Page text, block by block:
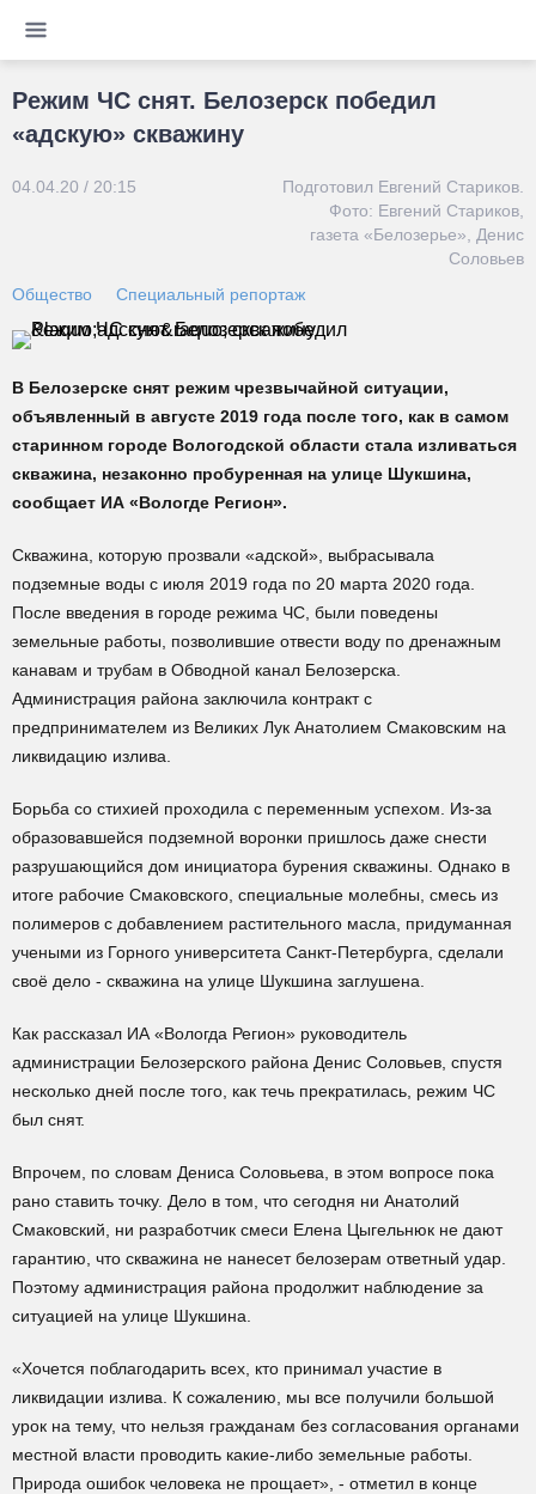
Режим ЧС снят. Белозерск победил
«адскую» скважину
04.04.20 / 20:15
Подготовил Евгений Стариков.
Фото: Евгений Стариков,
газета «Белозерье», Денис
Соловьев
Общество
Специальный репортаж
В Белозерске снят режим чрезвычайной ситуации,
объявленный в августе 2019 года после того, как в самом
старинном городе Вологодской области стала изливаться
скважина, незаконно пробуренная на улице Шукшина,
сообщает ИА «Вологде Регион».
Скважина, которую прозвали «адской», выбрасывала
подземные воды с июля 2019 года по 20 марта 2020 года.
После введения в городе режима ЧС, были поведены
земельные работы, позволившие отвести воду по дренажным
канавам и трубам в Обводной канал Белозерска.
Администрация района заключила контракт с
предпринимателем из Великих Лук Анатолием Смаковским на
ликвидацию излива.
Борьба со стихией проходила с переменным успехом. Из-за
образовавшейся подземной воронки пришлось даже снести
разрушающийся дом инициатора бурения скважины. Однако в
итоге рабочие Смаковского, специальные молебны, смесь из
полимеров с добавлением растительного масла, придуманная
учеными из Горного университета Санкт-Петербурга, сделали
своё дело - скважина на улице Шукшина заглушена.
Как рассказал ИА «Вологда Регион» руководитель
администрации Белозерского района Денис Соловьев, спустя
несколько дней после того, как течь прекратилась, режим ЧС
был снят.
Впрочем, по словам Дениса Соловьева, в этом вопросе пока
рано ставить точку. Дело в том, что сегодня ни Анатолий
Смаковский, ни разработчик смеси Елена Цыгельнюк не дают
гарантию, что скважина не нанесет белозерам ответный удар.
Поэтому администрация района продолжит наблюдение за
ситуацией на улице Шукшина.
«Хочется поблагодарить всех, кто принимал участие в
ликвидации излива. К сожалению, мы все получили большой
урок на тему, что нельзя гражданам без согласования органами
местной власти проводить какие-либо земельные работы.
Природа ошибок человека не прощает», - отметил в конце